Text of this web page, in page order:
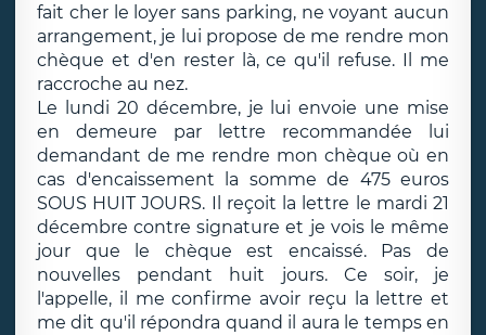
fait cher le loyer sans parking, ne voyant aucun
arrangement, je lui propose de me rendre mon
chèque et d'en rester là, ce qu'il refuse. Il me
raccroche au nez.
Le lundi 20 décembre, je lui envoie une mise
en demeure par lettre recommandée lui
demandant de me rendre mon chèque où en
cas d'encaissement la somme de 475 euros
SOUS HUIT JOURS. Il reçoit la lettre le mardi 21
décembre contre signature et je vois le même
jour que le chèque est encaissé. Pas de
nouvelles pendant huit jours. Ce soir, je
l'appelle, il me confirme avoir reçu la lettre et
me dit qu'il répondra quand il aura le temps en